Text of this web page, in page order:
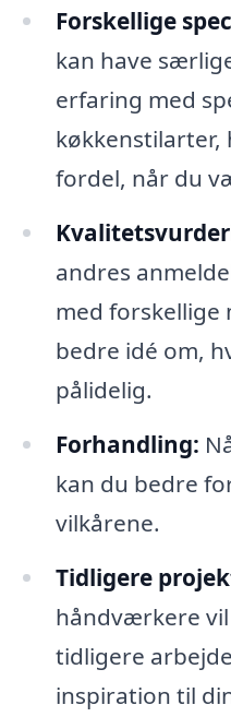
Forskellige
kan have
erfaring med
fordel, når du
andres
med forskellige
bedre idé om,
pålidelig.
Forhandling:
kan du bedre
vilkårene.
Tidligere
håndværkere
tidligere
inspiration til